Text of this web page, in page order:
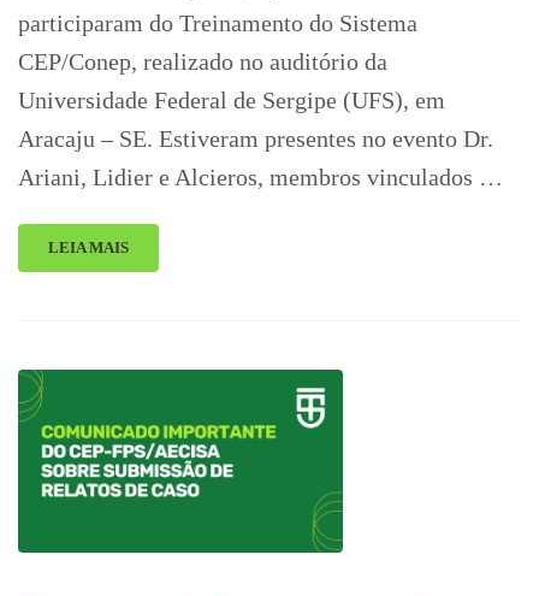
participaram do Treinamento do Sistema
CEP/Conep, realizado no auditório da
Universidade Federal de Sergipe (UFS), em
Aracaju – SE. Estiveram presentes no evento Dr.
Ariani, Lidier e Alcieros, membros vinculados …
LEIA MAIS